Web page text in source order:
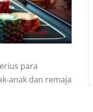
para
anak dan remaja